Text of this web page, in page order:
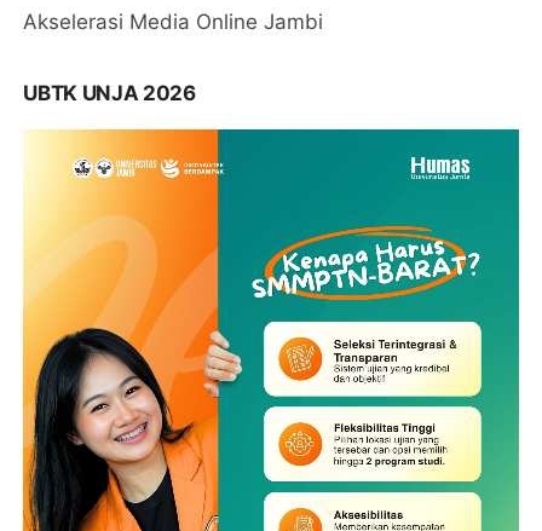
Akselerasi Media Online Jambi
UBTK UNJA 2026